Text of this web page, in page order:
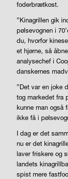
foderbrætkost.
”Kinagrillen gik
pølsevognen i
du, hvorfor
et hjørne, så
analysechef i
danskernes
”Det var en joke
tog markedet fra
kunne man også
ikke få i
I dag er det
nu er det
laver friskere og
landets
spist mere